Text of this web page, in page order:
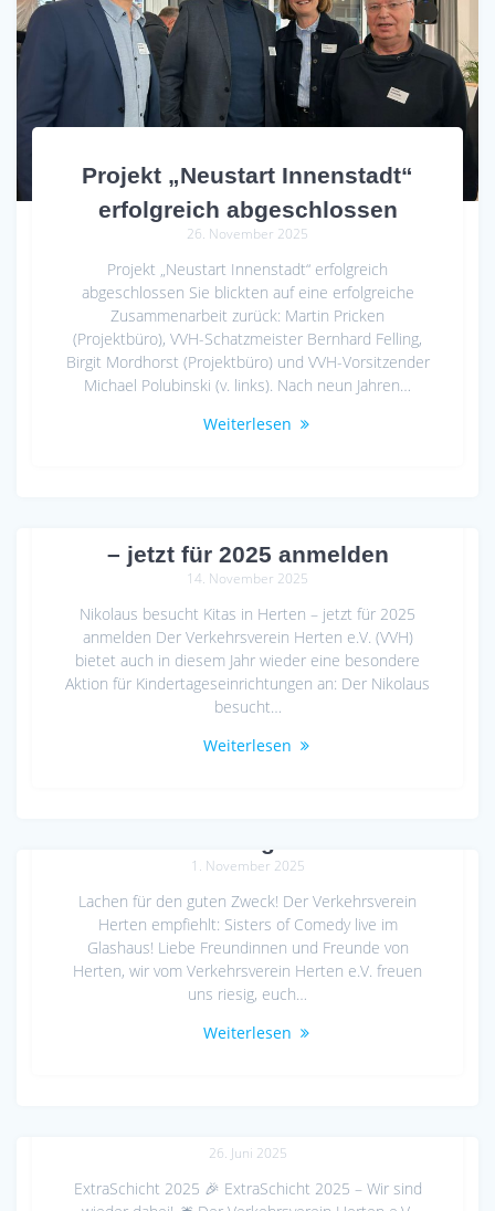
Projekt „Neustart Innenstadt“
erfolgreich abgeschlossen
26. November 2025
Projekt „Neustart Innenstadt“ erfolgreich
abgeschlossen Sie blickten auf eine erfolgreiche
Zusammenarbeit zurück: Martin Pricken
(Projektbüro), VVH-Schatzmeister Bernhard Felling,
Birgit Mordhorst (Projektbüro) und VVH-Vorsitzender
Michael Polubinski (v. links). Nach neun Jahren…
Weiterlesen
– jetzt für 2025 anmelden
14. November 2025
Nikolaus besucht Kitas in Herten – jetzt für 2025
anmelden Der Verkehrsverein Herten e.V. (VVH)
bietet auch in diesem Jahr wieder eine besondere
Aktion für Kindertageseinrichtungen an: Der Nikolaus
besucht…
Weiterlesen
1. November 2025
Lachen für den guten Zweck! Der Verkehrsverein
Herten empfiehlt: Sisters of Comedy live im
Glashaus! Liebe Freundinnen und Freunde von
Herten, wir vom Verkehrsverein Herten e.V. freuen
uns riesig, euch…
Weiterlesen
26. Juni 2025
ExtraSchicht 2025 🎉 ExtraSchicht 2025 – Wir sind